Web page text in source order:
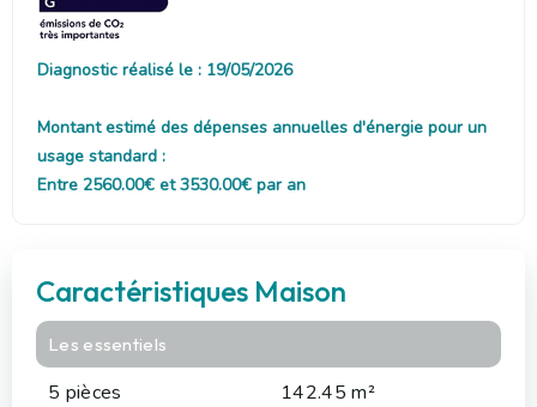
Diagnostic réalisé le : 19/05/2026
Montant estimé des dépenses annuelles d'énergie pour un
usage standard :
Entre 2560.00€ et 3530.00€ par an
Caractéristiques Maison
Les essentiels
5 pièces
142.45 m²